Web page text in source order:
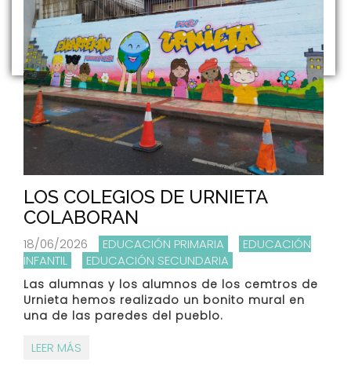
LOS COLEGIOS DE URNIETA
COLABORAN
18/06/2026 EDUCACIÓN PRIMARIA
EDUCACIÓN
INFANTIL
EDUCACIÓN SECUNDARIA
Las alumnas y los alumnos de los cemtros de
Urnieta hemos realizado un bonito mural en
una de las paredes del pueblo.
LEER MÁS